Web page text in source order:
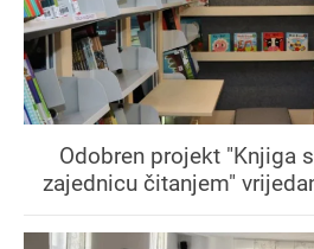
Odobren projekt "Knjiga
zajednicu čitanjem"